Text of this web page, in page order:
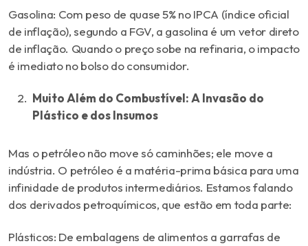
Gasolina: Com peso de quase 5% no IPCA (índice oficial
de inflação), segundo a FGV, a gasolina é um vetor direto
de inflação. Quando o preço sobe na refinaria, o impacto
é imediato no bolso do consumidor.
Muito Além do Combustível: A Invasão do
Plástico e dos Insumos
Mas o petróleo não move só caminhões; ele move a
indústria. O petróleo é a matéria-prima básica para uma
infinidade de produtos intermediários. Estamos falando
dos derivados petroquímicos, que estão em toda parte:
Plásticos: De embalagens de alimentos a garrafas de